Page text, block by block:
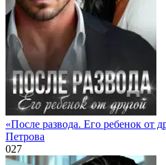
«После развода. Его ребенок от
Петрова
027